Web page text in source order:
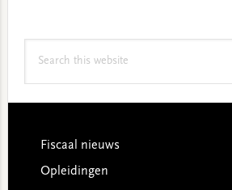
Footer
Fiscaal nieuws
Opleidingen